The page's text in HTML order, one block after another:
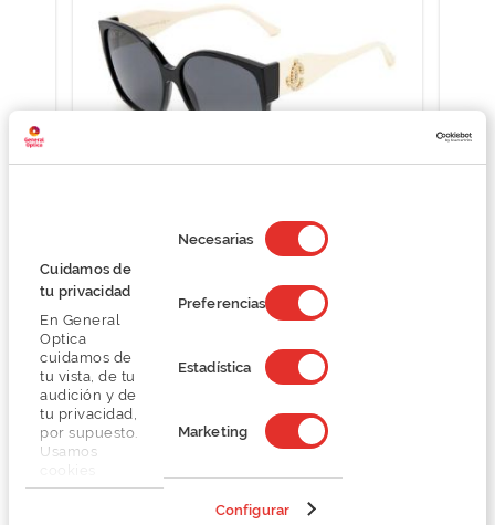
Cuidamos de
tu privacidad
En General
Optica
cuidamos de
tu vista, de tu
audición y de
tu privacidad,
por supuesto.
Usamos
propias y de
de
consentimiento
Necesarias
Preferencias
Estadística
Marketing
Configurar
Jimmy Choo NOEMI/S
345,00 €